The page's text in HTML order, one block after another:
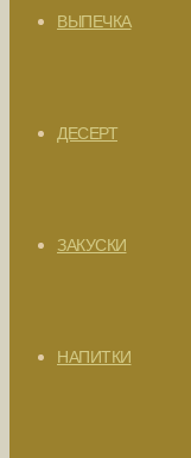
ВЫПЕЧКА
ДЕСЕРТ
ЗАКУСКИ
НАПИТКИ